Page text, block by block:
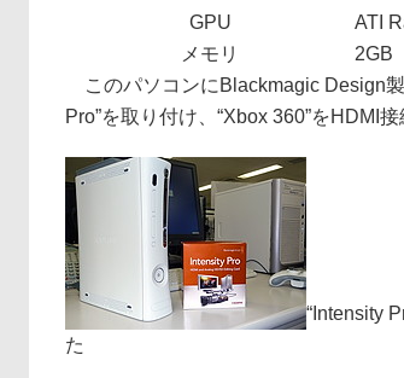
GPU
ATI
メモリ
2GB
このパソコンにBlackmagic Design
Pro”を取り付け、“Xbox 360”をHDMI接
“Intensity
た